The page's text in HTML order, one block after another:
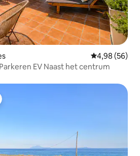
Gemiddelde
4,98 (56)
EV Naast het centrum